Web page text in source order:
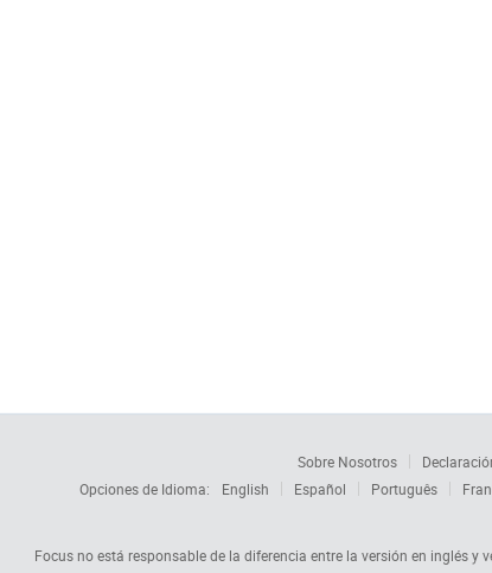
Sobre Nosotros
Opciones de Idioma:
English Español Português
Focus no está responsable de la diferencia entre la versión en inglés